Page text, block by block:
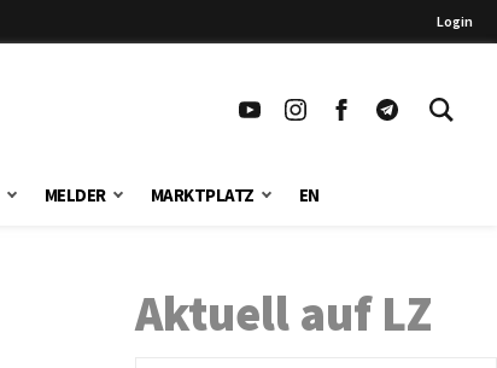
Login
MELDER MARKTPLATZ EN
Aktuell auf LZ